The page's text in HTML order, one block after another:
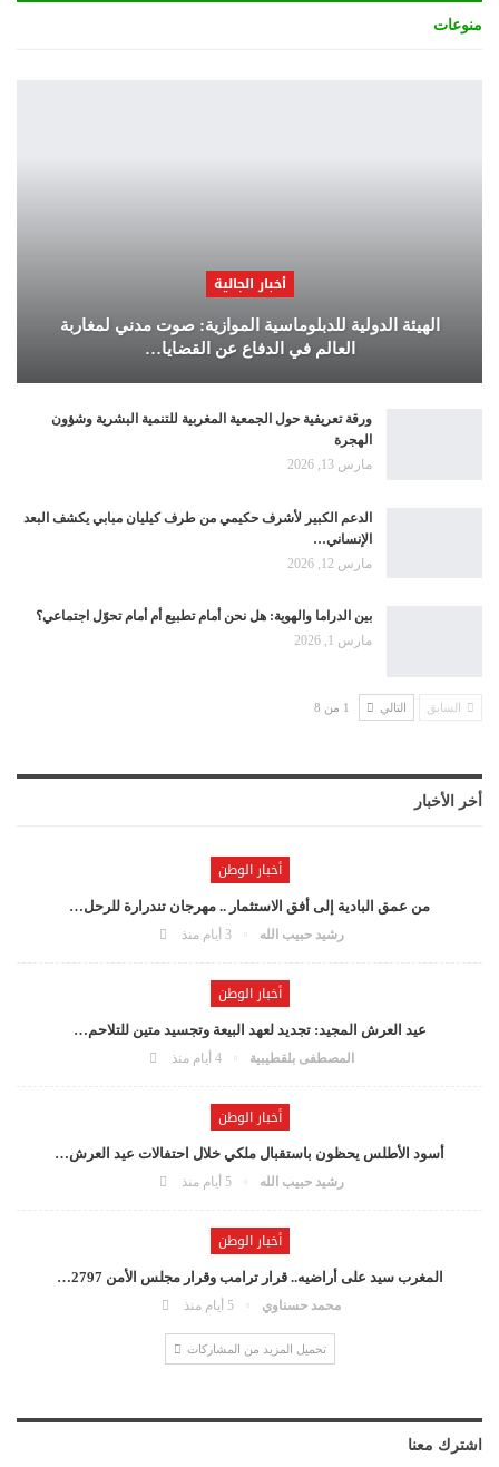
منوعات
أخبار الجالية
الهيئة الدولية للدبلوماسية الموازية: صوت مدني لمغاربة
العالم في الدفاع عن القضايا…
ورقة تعريفية حول الجمعية المغربية للتنمية البشرية وشؤون
الهجرة
مارس 13, 2026
الدعم الكبير لأشرف حكيمي من طرف كيليان مبابي يكشف البعد
الإنساني…
مارس 12, 2026
بين الدراما والهوية: هل نحن أمام تطبيع أم أمام تحوّل اجتماعي؟
مارس 1, 2026
السابق التالي 1 من 8
أخر الأخبار
أخبار الوطن
من عمق البادية إلى أفق الاستثمار .. مهرجان تندرارة للرحل…
رشيد حبيب الله 3 أيام منذ
أخبار الوطن
عيد العرش المجيد: تجديد لعهد البيعة وتجسيد متين للتلاحم…
المصطفى بلقطيبية 4 أيام منذ
أخبار الوطن
أسود الأطلس يحظون باستقبال ملكي خلال احتفالات عيد العرش…
رشيد حبيب الله 5 أيام منذ
أخبار الوطن
المغرب سيد على أراضيه.. قرار ترامب وقرار مجلس الأمن 2797…
محمد حسناوي 5 أيام منذ
تحميل المزيد من المشاركات
اشترك معنا